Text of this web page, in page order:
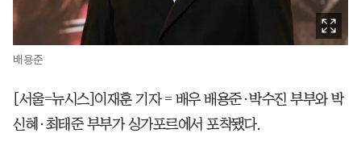
배용준
[서울=뉴시스]이재훈 기자 = 배우 배용준·박수진 부부와 박
신혜·최태준 부부가 싱가포르에서 포착됐다.